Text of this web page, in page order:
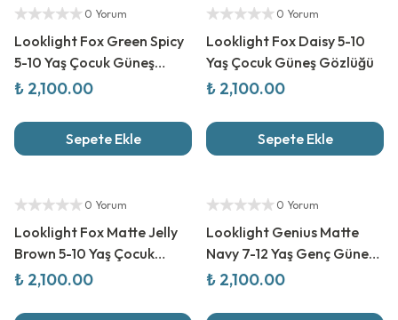
0 Yorum
Looklight Fox Green Spicy
5-10 Yaş Çocuk Güneş
Gözlüğü
₺ 2,100.00
Sepete Ekle
0 Yorum
Looklight Fox Daisy 5-10
Yaş Çocuk Güneş Gözlüğü
₺ 2,100.00
Sepete Ekle
0 Yorum
Looklight Fox Matte Jelly
Brown 5-10 Yaş Çocuk
Güneş Gözlüğü
₺ 2,100.00
0 Yorum
Looklight Genius Matte
Navy 7-12 Yaş Genç Güneş
Gözlüğü
₺ 2,100.00